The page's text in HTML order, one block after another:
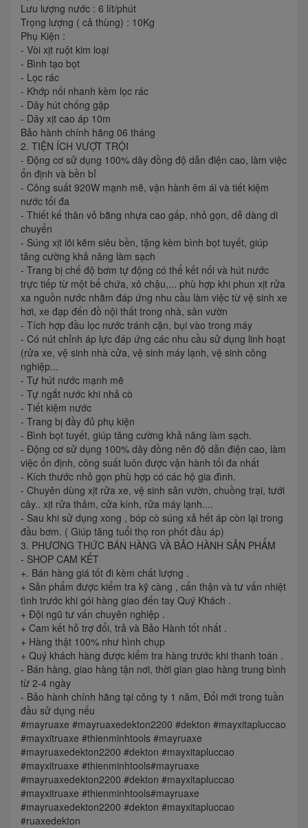
Lưu lượng nước : 6 lít/phút
Trọng lượng ( cả thùng) : 10Kg
Phụ Kiện :
- Vòi xịt ruột kim loại
- Bình tạo bọt
- Lọc rác
- Khớp nối nhanh kèm lọc rác
- Dây hút chống gập
- Dây xịt cao áp 10m
Bảo hành chính hãng 06 tháng
2. TIỆN ÍCH VƯỢT TRỘI
- Động cơ sử dụng 100% dây đồng độ dẫn điện cao, làm việc
ổn định và bền bỉ
- Công suất 920W mạnh mẽ, vận hành êm ái và tiết kiệm
nước tối đa
- Thiết kế thân vỏ bằng nhựa cao gấp, nhỏ gọn, dễ dàng di
chuyển
- Súng xịt lõi kẽm siêu bền, tặng kèm bình bọt tuyết, giúp
tăng cường khả năng làm sạch
- Trang bị chế độ bơm tự động có thể kết nối và hút nước
trực tiếp từ một bể chứa, xô chậu,... phù hợp khi phun xịt rửa
xa nguồn nước nhằm đáp ứng nhu cầu làm việc từ vệ sinh xe
hơi, xe đạp đến đồ nội thất trong nhà, sân vườn
- Tích hợp đầu lọc nước tránh cặn, bụi vào trong máy
- Có nút chỉnh áp lực đáp ứng các nhu cầu sử dụng linh hoạt
(rửa xe, vệ sinh nhà cửa, vệ sinh máy lạnh, vệ sinh công
nghiệp...
- Tự hút nước mạnh mẽ
- Tự ngắt nước khi nhả cò
- Tiết kiệm nước
- Trang bị đầy đủ phụ kiện
- Bình bọt tuyết, giúp tăng cường khả năng làm sạch.
- Động cơ sử dụng 100% dây đồng nên độ dẫn điện cao, làm
việc ổn định, công suất luôn được vận hành tối đa nhất
- Kích thước nhỏ gọn phù hợp có các hộ gia đình.
- Chuyên dùng xịt rửa xe, vệ sinh sân vườn, chuồng trại, tưới
cây.. xịt rửa thảm, cửa kính, rửa máy lạnh....
- Sau khi sử dụng xong , bóp cò súng xả hết áp còn lại trong
đầu bơm. ( Giúp tăng tuổi thọ ron phốt đầu áp)
3. PHƯƠNG THỨC BÁN HÀNG VÀ BẢO HÀNH SẢN PHẨM
- SHOP CAM KẾT
+. Bán hàng giá tốt đi kèm chất lượng .
+ Sản phẩm được kiểm tra kỹ càng , cẩn thận và tư vấn nhiệt
tình trước khi gói hàng giao đến tay Quý Khách .
+ Đội ngũ tư vấn chuyên nghiệp .
+ Cam kết hỗ trợ đổi, trả và Bảo Hành tốt nhất .
+ Hàng thật 100% như hình chụp
+ Quý khách hàng được kiểm tra hàng trước khi thanh toán .
- Bán hàng, giao hàng tận nơi, thời gian giao hàng trung bình
từ 2-4 ngày
- Bảo hành chính hãng tại công ty 1 năm, Đổi mới trong tuần
đầu sử dụng nếu
#mayruaxe #mayruaxedekton2200 #dekton #mayxitapluccao
#mayxitruaxe #thienminhtools #mayruaxe
#mayruaxedekton2200 #dekton #mayxitapluccao
#mayxitruaxe #thienminhtools#mayruaxe
#mayruaxedekton2200 #dekton #mayxitapluccao
#mayxitruaxe #thienminhtools#mayruaxe
#mayruaxedekton2200 #dekton #mayxitapluccao
#ruaxedekton